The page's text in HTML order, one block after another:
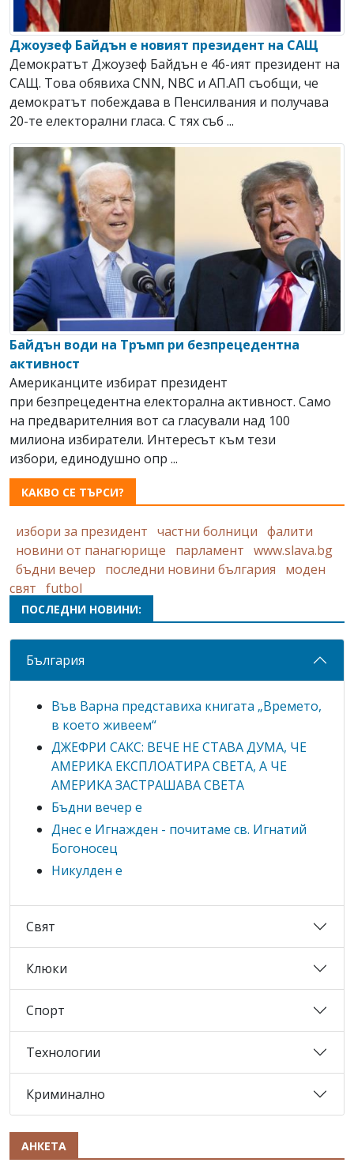
Джоузеф Байдън е новият президент на САЩ
Демократът Джоузеф Байдън е 46-ият президент на
САЩ. Това обявиха CNN, NBC и АП.АП съобщи, че
демократът побеждава в Пенсилвания и получава
20-те електорални гласа. С тях съб ...
Байдън води на Тръмп ри безпрецедентна
активност
Американците избират президент
при безпрецедентна електорална активност. Само
на предварителния вот са гласували над 100
милиона избиратели. Интересът към тези
избори, единодушно опр ...
КАКВО СЕ ТЪРСИ?
избори за президент частни болници фалити
новини от панагюрище
парламент www.slava.bg
бъдни вечер
последни новини българия
моден
свят futbol
ПОСЛЕДНИ НОВИНИ:
България
Във Варна представиха книгата „Времето,
в което живеем“
ДЖЕФРИ САКС: ВЕЧЕ НЕ СТАВА ДУМА, ЧЕ
АМЕРИКА ЕКСПЛОАТИРА СВЕТА, А ЧЕ
АМЕРИКА ЗАСТРАШАВА СВЕТА
Бъдни вечер е
Днес е Игнажден - почитаме св. Игнатий
Богоносец
Никулден е
Свят
Клюки
Спорт
Технологии
Криминално
АНКЕТА